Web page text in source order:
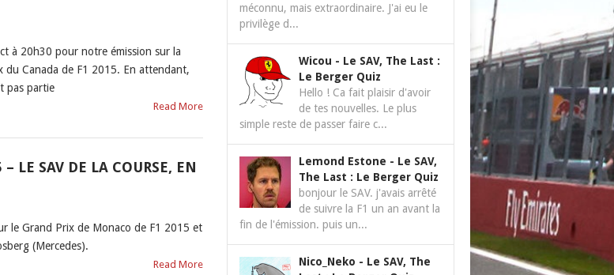
à 20h30 pour notre émission sur la
du Canada de F1 2015. En attendant,
pas partie
Read More
LE SAV DE LA COURSE, EN
le Grand Prix de Monaco de F1 2015 et
(Mercedes).
Read More
méconnu, mais extraordinaire. J'ai eu le
privilège d...
Wicou - Le SAV, The Last :
Le Berger Quiz
Hello ! Ca fait plaisir d'avoir
de tes nouvelles. Le plus
simple reste de passer faire c...
Lemond Estone - Le SAV,
The Last : Le Berger Quiz
bonjour le SAV. j'avais arrêté
de suivre la F1 un an avant la
fin de l'émission. puis un...
Nico_Neko - Le SAV, The